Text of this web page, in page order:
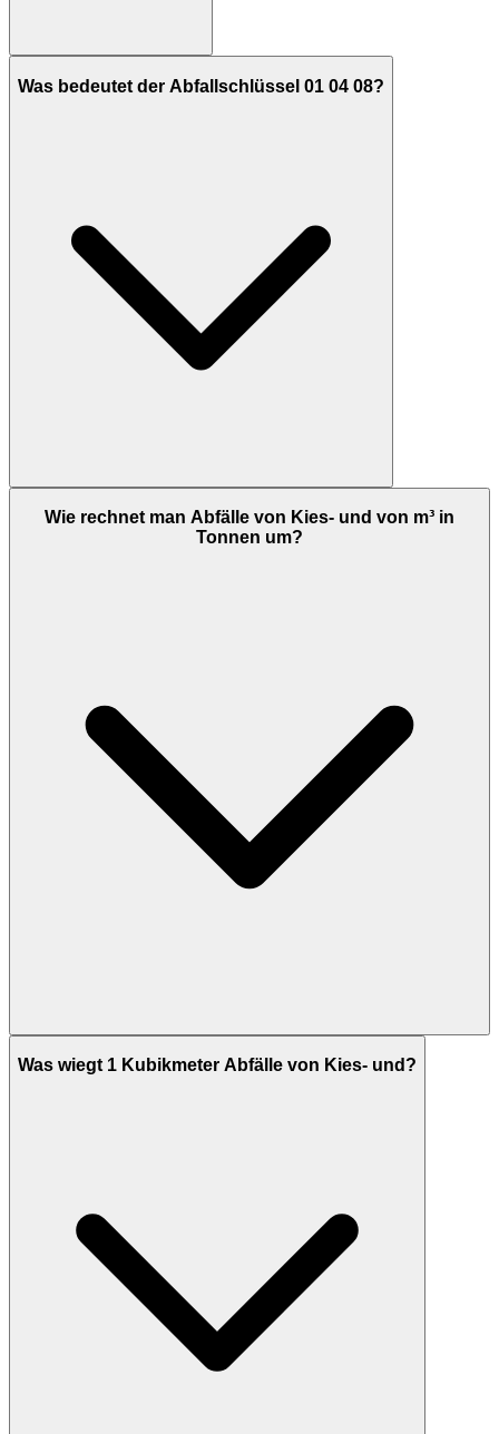
Was bedeutet der Abfallschlüssel 01 04 08?
Wie rechnet man Abfälle von Kies- und von m³ in
Tonnen um?
Was wiegt 1 Kubikmeter Abfälle von Kies- und?